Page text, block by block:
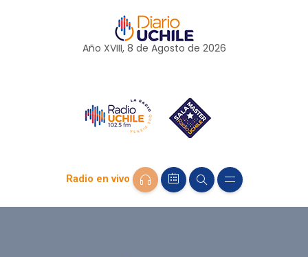
Año XVIII, 8 de Agosto de 2026
Radio en vivo